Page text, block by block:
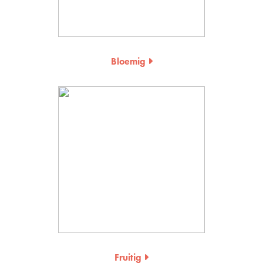
Bloemig
Fruitig